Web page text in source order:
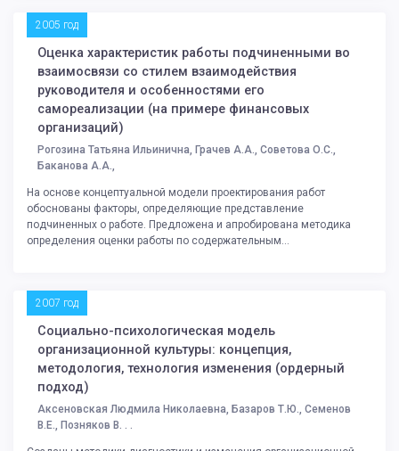
2005 год
Оценка характеристик работы подчиненными во
взаимосвязи со стилем взаимодействия
руководителя и особенностями его
самореализации (на примере финансовых
организаций)
Рогозина Татьяна Ильинична, Грачев А.А., Советова О.С.,
Баканова А.А.,
На основе концептуальной модели проектирования работ
обоснованы факторы, определяющие представление
подчиненных о работе. Предложена и апробирована методика
определения оценки работы по содержательным...
2007 год
Социально-психологическая модель
организационной культуры: концепция,
методология, технология изменения (ордерный
подход)
Аксеновская Людмила Николаевна, Базаров Т.Ю., Семенов
В.Е., Позняков В. . .